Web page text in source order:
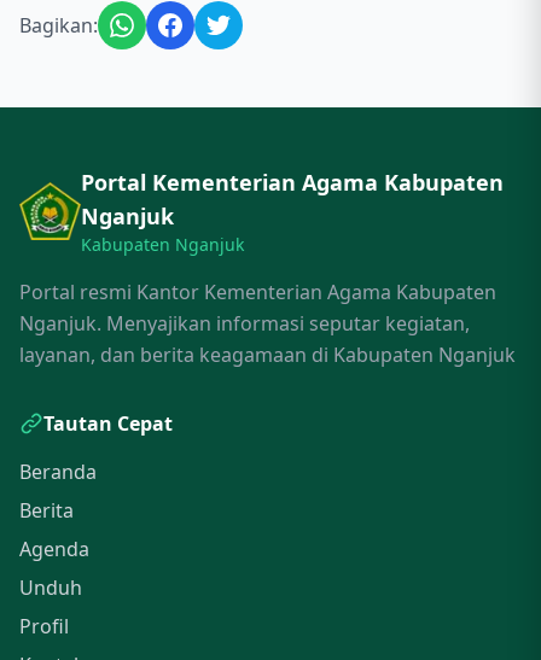
Bagikan:
Portal Kementerian Agama Kabupaten
Nganjuk
Kabupaten Nganjuk
Portal resmi Kantor Kementerian Agama Kabupaten
Nganjuk. Menyajikan informasi seputar kegiatan,
layanan, dan berita keagamaan di Kabupaten Nganjuk
Tautan Cepat
Beranda
Berita
Agenda
Unduh
Profil